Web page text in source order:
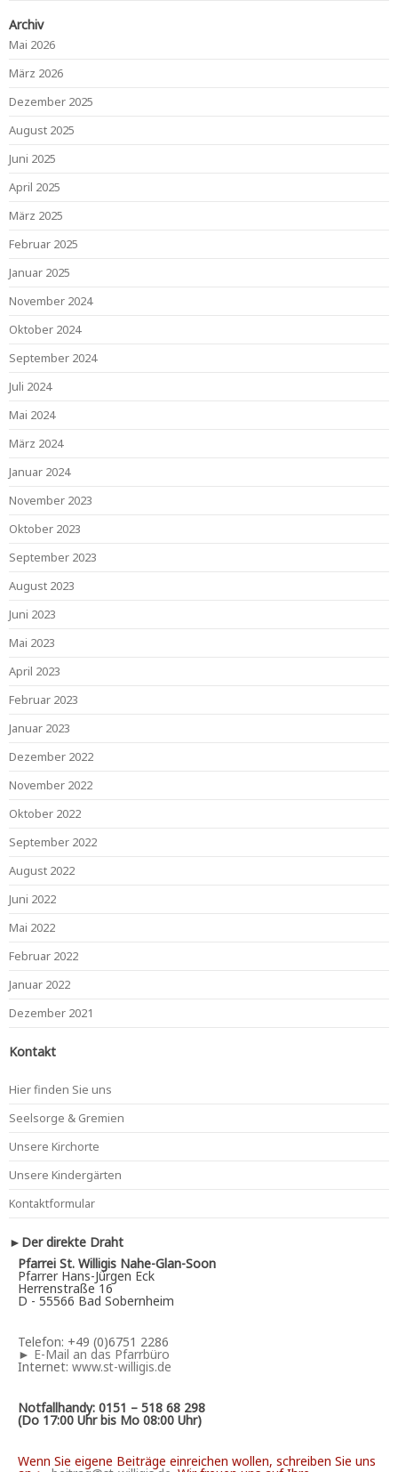
Archiv
Mai 2026
März 2026
Dezember 2025
August 2025
Juni 2025
April 2025
März 2025
Februar 2025
Januar 2025
November 2024
Oktober 2024
September 2024
Juli 2024
Mai 2024
März 2024
Januar 2024
November 2023
Oktober 2023
September 2023
August 2023
Juni 2023
Mai 2023
April 2023
Februar 2023
Januar 2023
Dezember 2022
November 2022
Oktober 2022
September 2022
August 2022
Juni 2022
Mai 2022
Februar 2022
Januar 2022
Dezember 2021
Kontakt
Hier finden Sie uns
Seelsorge & Gremien
Unsere Kirchorte
Unsere Kindergärten
Kontaktformular
►Der direkte Draht
Pfarrei St. Willigis Nahe-Glan-Soon
Pfarrer Hans-Jürgen Eck
Herrenstraße 16
D - 55566 Bad Sobernheim
Telefon: +49 (0)6751 2286
► E-Mail an das Pfarrbüro
Internet: www.st-willigis.de
Notfallhandy: 0151 – 518 68 298
(Do 17:00 Uhr bis Mo 08:00 Uhr)
Wenn Sie eigene Beiträge einreichen wollen, schreiben Sie uns